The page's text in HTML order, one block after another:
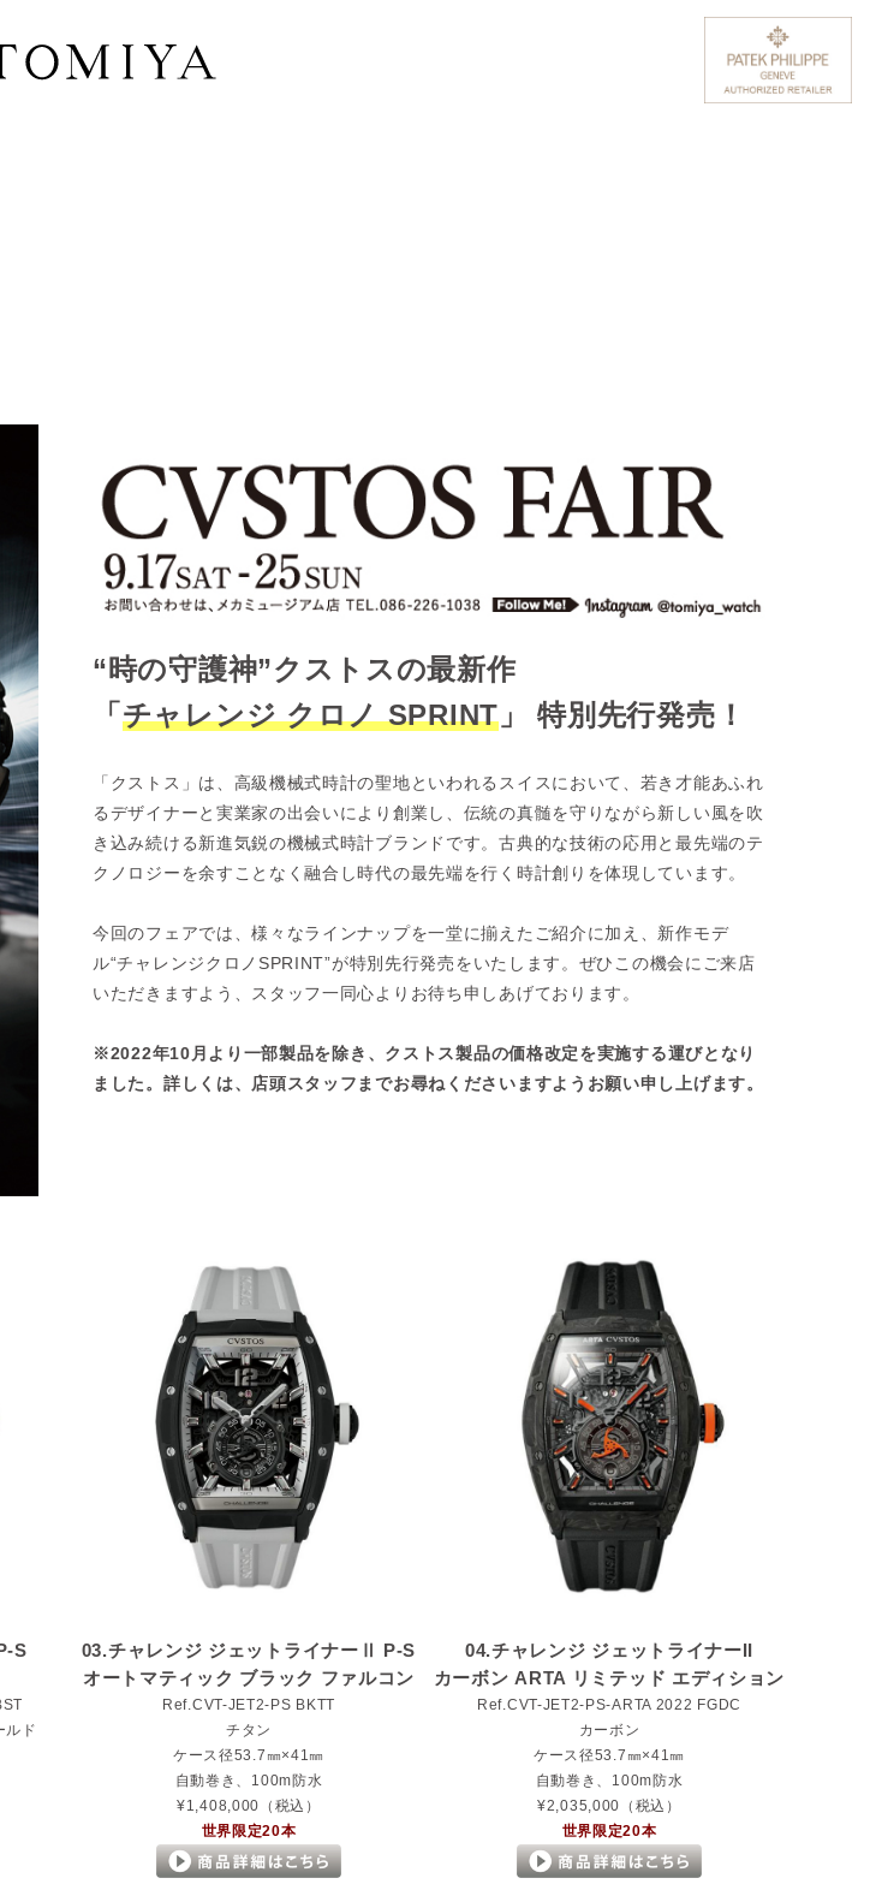
“時の守護神”クストスの最新作
「チャレンジ クロノ SPRINT」 特別先行発売！
「クストス」は、高級機械式時計の聖地といわれるスイスにおいて、若き才能あふれ
るデザイナーと実業家の出会いにより創業し、伝統の真髄を守りながら新しい風を吹
き込み続ける新進気鋭の機械式時計ブランドです。古典的な技術の応用と最先端のテ
クノロジーを余すことなく融合し時代の最先端を行く時計創りを体現しています。
今回のフェアでは、様々なラインナップを一堂に揃えたご紹介に加え、新作モデ
ル“チャレンジクロノSPRINT”が特別先行発売をいたします。ぜひこの機会にご来店
いただきますよう、スタッフ一同心よりお待ち申しあげております。
※2022年10月より一部製品を除き、クストス製品の価格改定を実施する運びとなり
ました。詳しくは、店頭スタッフまでお尋ねくださいますようお願い申し上げます。
S
ルド
03.チャレンジ ジェットライナーⅡ P-S
オートマティック ブラック ファルコン
Ref.CVT-JET2-PS BKTT
チタン
ケース径53.7㎜×41㎜
自動巻き、100m防水
¥1,408,000（税込）
世界限定20本
04.チャレンジ ジェットライナーII
カーボン ARTA リミテッド エディション
Ref.CVT-JET2-PS-ARTA 2022 FGDC
カーボン
ケース径53.7㎜×41㎜
自動巻き、100m防水
¥2,035,000（税込）
世界限定20本